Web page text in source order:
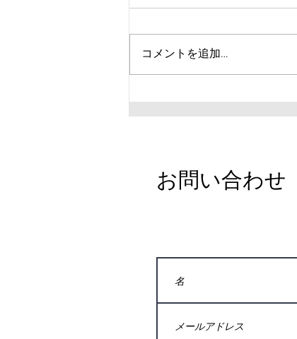
トライアルとは？
コメントを追加…
お問い合わせ